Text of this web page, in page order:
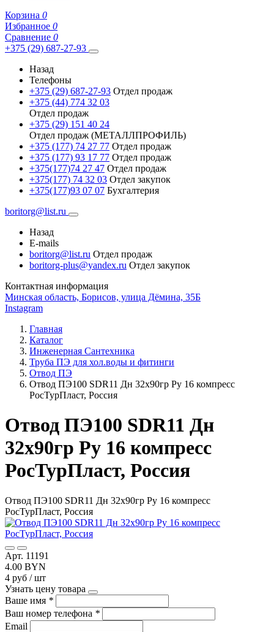
Корзина 0
Избранное 0
Сравнение 0
+375 (29) 687-27-93
Назад
Телефоны
+375 (29) 687-27-93 Отдел продаж
+375 (44) 774 32 03
Отдел продаж
+375 (29) 151 40 24
Отдел продаж (МЕТАЛЛПРОФИЛЬ)
+375 (177) 74 27 77 Отдел продаж
+375 (177) 93 17 77 Отдел продаж
+375(177)74 27 47 Отдел продаж
+375(177) 74 32 03 Отдел закупок
+375(177)93 07 07 Бухгалтерия
boritorg@list.ru
Назад
E-mails
boritorg@list.ru Отдел продаж
boritorg-plus@yandex.ru Отдел закупок
Контактная информация
Минская область, Борисов, улица Дёмина, 35Б
Instagram
Главная
Каталог
Инженерная Сантехника
Труба ПЭ для хол.воды и фитинги
Отвод ПЭ
Отвод ПЭ100 SDR11 Дн 32х90гр Ру 16 компресс
РосТурПласт, Россия
Отвод ПЭ100 SDR11 Дн
32х90гр Ру 16 компресс
РосТурПласт, Россия
Отвод ПЭ100 SDR11 Дн 32х90гр Ру 16 компресс
РосТурПласт, Россия
Арт. 11191
4.00 BYN
4 руб / шт
Узнать цену товара
Ваше имя *
Ваш номер телефона *
Email